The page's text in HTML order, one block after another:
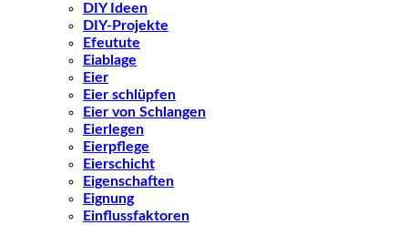
DIY Ideen
DIY-Projekte
Efeutute
Eiablage
Eier
Eier schlüpfen
Eier von Schlangen
Eierlegen
Eierpflege
Eierschicht
Eigenschaften
Eignung
Einflussfaktoren